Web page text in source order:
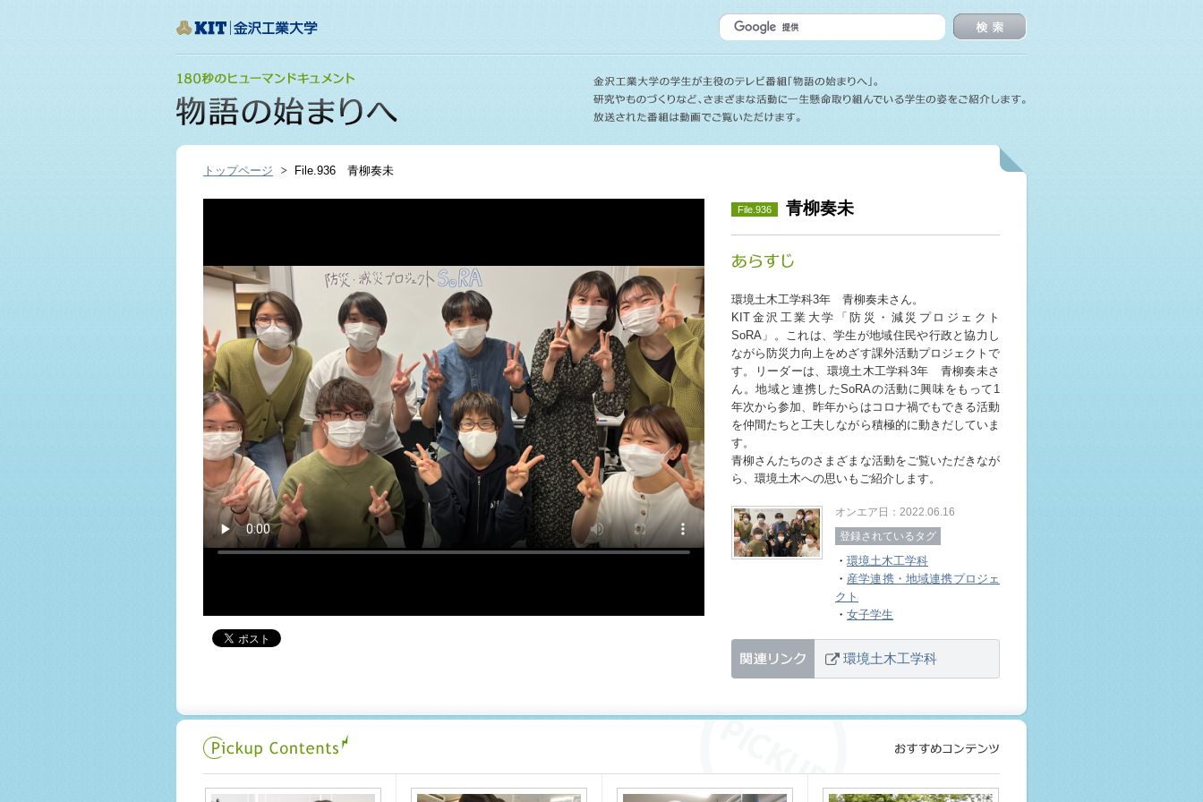
トップページ File.936 青柳奏未
File.936 青柳奏未
環境土木工学科3年 青柳奏未さん。
KIT金沢工業大学「防災・減災プロジェクト
SoRA」。これは、学生が地域住民や行政と協力し
ながら防災力向上をめざす課外活動プロジェクトで
す。リーダーは、環境土木工学科3年 青柳奏未さ
ん。地域と連携したSoRAの活動に興味をもって1
年次から参加、昨年からはコロナ禍でもできる活動
を仲間たちと工夫しながら積極的に動きだしていま
す。
青柳さんたちのさまざまな活動をご覧いただきなが
ら、環境土木への思いもご紹介します。
オンエア日：2022.06.16
登録されているタグ
・ 環境土木工学科
・ 産学連携・地域連携プロジェ
クト
・ 女子学生
環境土木工学科